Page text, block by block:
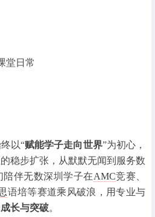
堂日常
以“赋能学子走向世界”为初心，
稳步扩张，从默默无闻到服务数
伴无数深圳学子在AMC竞赛、
语培等赛道乘风破浪，用专业与
成长与突破。